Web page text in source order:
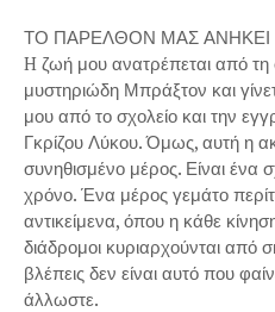
ΤΟ ΠΑΡΕΛΘΟΝ ΜΑΣ ΑΝΗΚΕΙ
H ζωή μου ανατρέπεται από
μυστηριώδη Μπράξτον και
μου από το σχολείο και την
Γκρίζου Λύκου. Όμως, αυτή η
συνηθισμένο μέρος. Είναι ένα
χρόνο. Ένα μέρος γεμάτο
αντικείμενα, όπου η κάθε
διάδρομοι κυριαρχούνται από
βλέπεις δεν είναι αυτό που
άλλωστε.